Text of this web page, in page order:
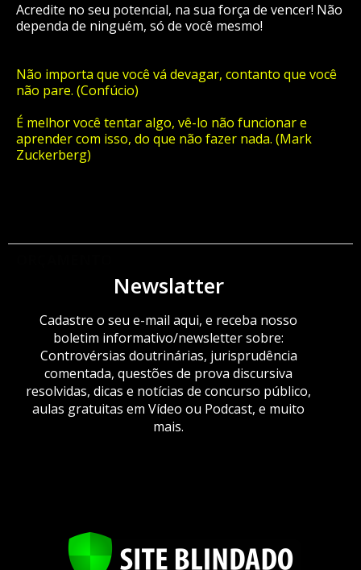
Acredite no seu potencial, na sua força de vencer! Não
dependa de ninguém, só de você mesmo!
Não importa que você vá devagar, contanto que você
não pare. (Confúcio)
É melhor você tentar algo, vê-lo não funcionar e
aprender com isso, do que não fazer nada. (Mark
Zuckerberg)
Newslatter
Cadastre o seu e-mail aqui, e receba nosso
boletim informativo/newsletter sobre:
Controvérsias doutrinárias, jurisprudência
comentada, questões de prova discursiva
resolvidas, dicas e notícias de concurso público,
aulas gratuitas em Vídeo ou Podcast, e muito
mais.